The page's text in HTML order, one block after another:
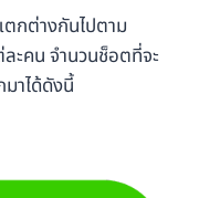
กต่างกันไปตาม
ะคน จำนวนช็อตที่จะ
าได้ดังนี้